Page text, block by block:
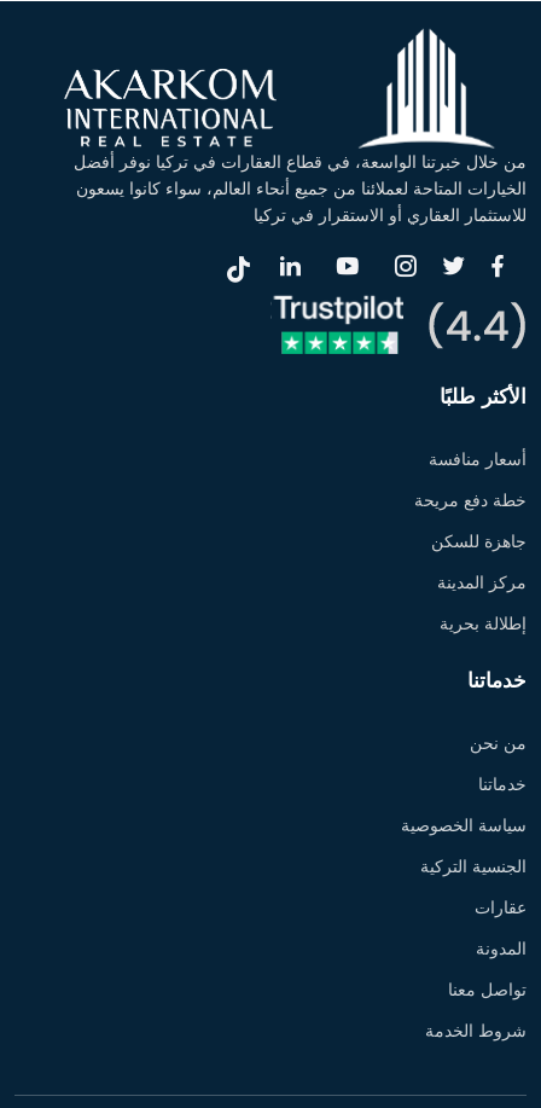
من خلال خبرتنا الواسعة، في قطاع العقارات في تركيا نوفر أفضل
الخيارات المتاحة لعملائنا من جميع أنحاء العالم، سواء كانوا يسعون
للاستثمار العقاري أو الاستقرار في تركيا
الأكثر طلبًا
أسعار منافسة
خطة دفع مريحة
جاهزة للسكن
مركز المدينة
إطلالة بحرية
خدماتنا
من نحن
خدماتنا
سياسة الخصوصية
الجنسية التركية
عقارات
المدونة
تواصل معنا
شروط الخدمة